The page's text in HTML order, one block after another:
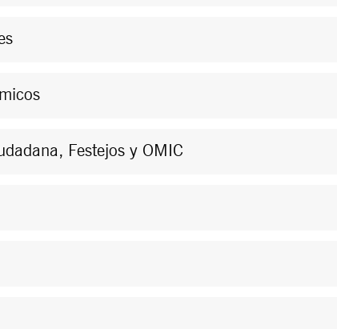
Festejos y OMIC